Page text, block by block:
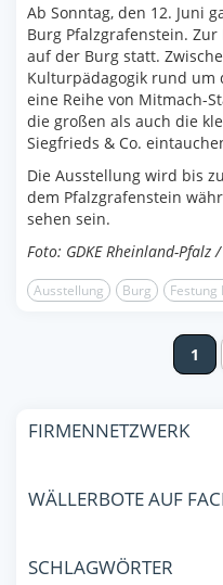
Ab Sonntag, den 12. Juni
Burg Pfalzgrafenstein.
auf der Burg statt.
Kulturpädagogik rund um
eine Reihe von Mitmach-
die großen als auch die
Siegfrieds & Co.
Die Ausstellung wird bis
dem Pfalzgrafenstein
sehen sein.
Foto: GDKE Rheinland-Pfalz
Ausstellung Burg
1
FIRMENNETZWERK
WÄLLERBOTE AUF
SCHLAGWÖRTER